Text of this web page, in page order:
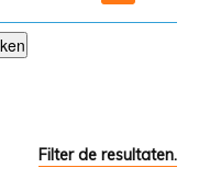
Filter de resultaten.